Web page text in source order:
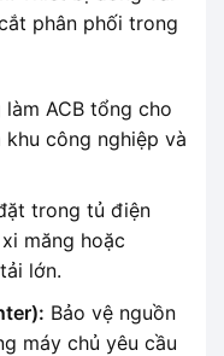
phân phối trong
làm ACB tổng cho
công nghiệp và
trong tủ điện
măng hoặc
lớn.
Bảo vệ nguồn
máy chủ yêu cầu